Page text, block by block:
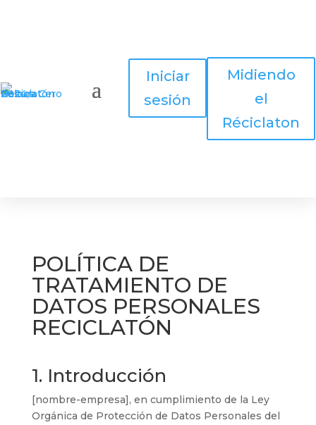
Iniciar
sesión
Midiendo
el
Réciclaton
POLÍTICA DE
TRATAMIENTO DE
DATOS PERSONALES
RECICLATÓN
1. Introducción
[nombre-empresa], en cumplimiento de la Ley
Orgánica de Protección de Datos Personales del